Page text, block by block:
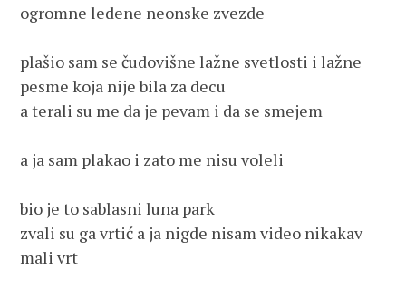
ogromne ledene neonske zvezde
plašio sam se čudovišne lažne svetlosti i lažne
pesme koja nije bila za decu
a terali su me da je pevam i da se smejem
a ja sam plakao i zato me nisu voleli
bio je to sablasni luna park
zvali su ga vrtić a ja nigde nisam video nikakav
mali vrt